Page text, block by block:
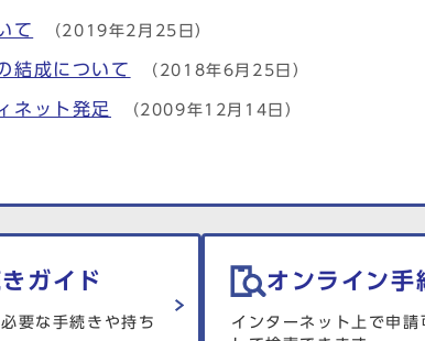
て （2019年2月25日）
結成について （2018年6月25日）
ネット発足 （2009年12月14日）
ガイド
要な手続きや持ち
オンライン手
インターネット上で申